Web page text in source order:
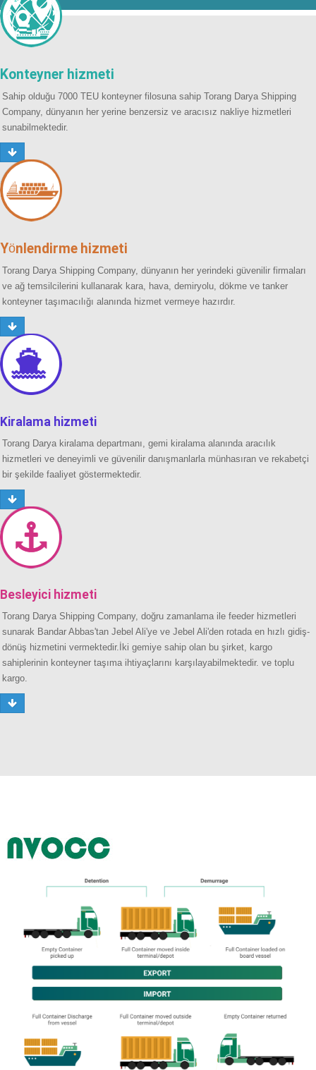
Konteyner hizmeti
Sahip olduğu 7000 TEU konteyner filosuna sahip Torang Darya Shipping
Company, dünyanın her yerine benzersiz ve aracısız nakliye hizmetleri
sunabilmektedir.
Yönlendirme hizmeti
Torang Darya Shipping Company, dünyanın her yerindeki güvenilir firmaları
ve ağ temsilcilerini kullanarak kara, hava, demiryolu, dökme ve tanker
konteyner taşımacılığı alanında hizmet vermeye hazırdır.
Kiralama hizmeti
Torang Darya kiralama departmanı, gemi kiralama alanında aracılık
hizmetleri ve deneyimli ve güvenilir danışmanlarla münhasıran ve rekabetçi
bir şekilde faaliyet göstermektedir.
Besleyici hizmeti
Torang Darya Shipping Company, doğru zamanlama ile feeder hizmetleri
sunarak Bandar Abbas'tan Jebel Ali'ye ve Jebel Ali'den rotada en hızlı gidiş-
dönüş hizmetini vermektedir.İki gemiye sahip olan bu şirket, kargo
sahiplerinin konteyner taşıma ihtiyaçlarını karşılayabilmektedir. ve toplu
kargo.